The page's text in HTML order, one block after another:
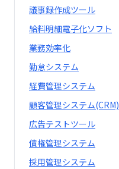
議事録作成ツール
給料明細電子化ソフト
業務効率化
勤怠システム
経費管理システム
顧客管理システム(CRM)
広告テストツール
債権管理システム
採用管理システム